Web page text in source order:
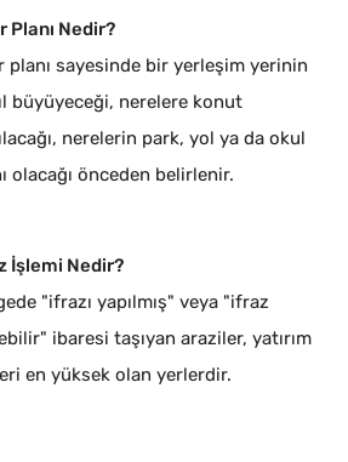
Planı Nedir?
planı sayesinde bir yerleşim yerinin
büyüyeceği, nerelere konut
nerelerin park, yol ya da okul
olacağı önceden belirlenir.
İşlemi Nedir?
"ifrazı yapılmış" veya "ifraz
ibaresi taşıyan araziler, yatırım
en yüksek olan yerlerdir.